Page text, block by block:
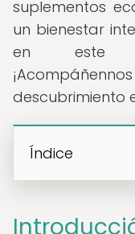
suplementos
un bienestar
en este
descubrimiento
Índice